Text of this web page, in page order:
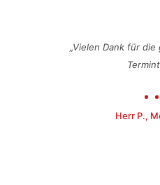
„Vielen Dank für
Herr P.,